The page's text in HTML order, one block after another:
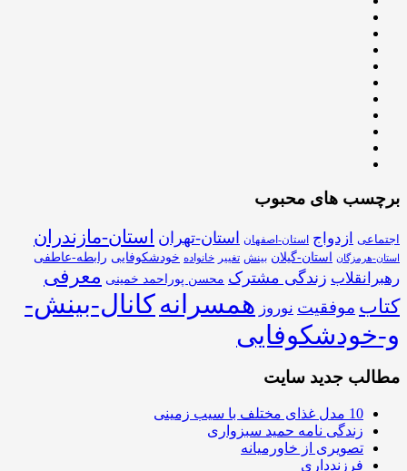
برچسب های محبوب
اجتماعی ازدواج استان-اصفهان استان-تهران استان-مازندران
استان-هرمزگان استان-گیلان بینش تغییر خانواده خودشکوفایی رابطه-عاطفی
رهبرانقلاب زندگی مشترک محسن پوراحمد خمینی معرفی
کتاب موفقیت نوروز همسرانهکانال-بینش-
و-خودشکوفایی
مطالب جدید سایت
10 مدل غذای مختلف با سیب زمینی
زندگی نامه حمید سبزواری
تصویری از خاورمیانه
فرزندداری